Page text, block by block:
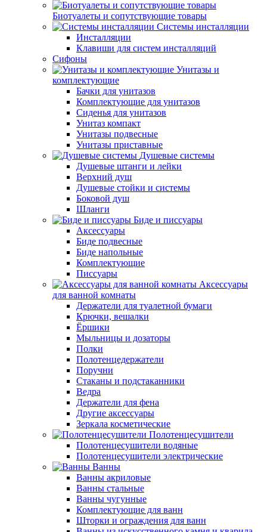
Биотуалеты и сопутствующие товары
Системы инсталляции
Инсталляции
Клавиши для систем инсталляций
Сифоны
Унитазы и
комплектующие
Бачки для унитазов
Комплектующие для унитазов
Сиденья для унитазов
Унитаз компакт
Унитазы подвесные
Унитазы приставные
Душевые системы
Душевые штанги и лейки
Верхний душ
Душевые стойки и системы
Боковой душ
Шланги
Биде и писсуары
Аксессуары
Биде подвесные
Биде напольные
Комплектующие
Писсуары
Аксессуары
для ванной комнаты
Держатели для туалетной бумаги
Крючки, вешалки
Ёршики
Мыльницы и дозаторы
Полки
Полотенцедержатели
Поручни
Стаканы и подстаканники
Ведра
Держатели для фена
Другие аксессуары
Зеркала косметические
Полотенцесушители
Полотенцесушители водяные
Полотенцесушители электрические
Ванны
Ванны акриловые
Ванны стальные
Ванны чугунные
Комплектующие для ванн
Шторки и ограждения для ванн